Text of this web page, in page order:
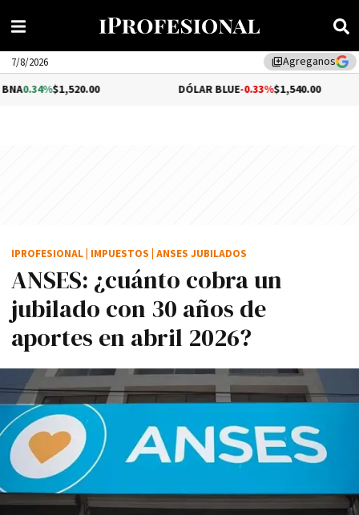
library_addAgreganos
7/8/2026
-0.33%$1,540.00
ANSES: ¿cuánto cobra un
jubilado con 30 años de
aportes en abril 2026?
IPROFESIONAL IMPUESTOS ANSES JUBILADOS